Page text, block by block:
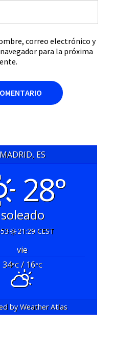
correo electrónico y
para la próxima
MADRID, ES
28°
soleado
21:29 CEST
vie
34°C/ 16°C
byWeather Atlas